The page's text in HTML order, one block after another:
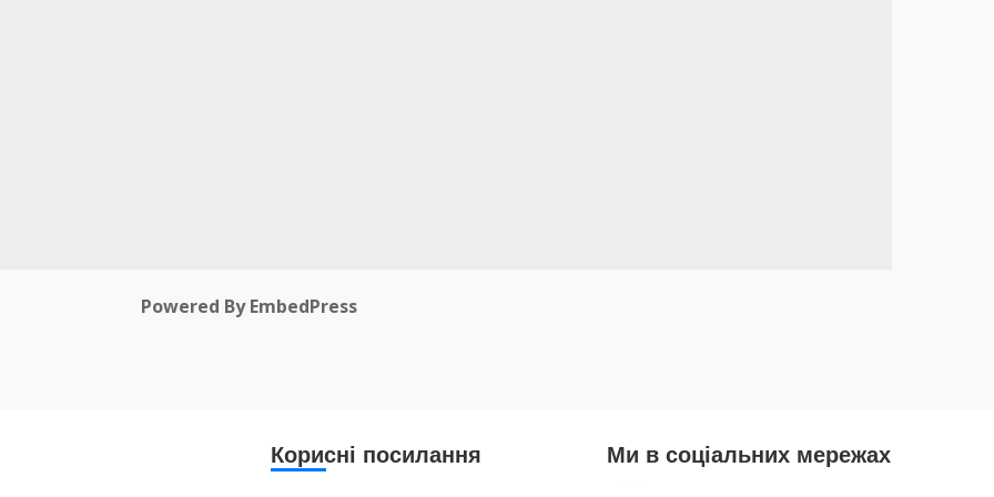
Powered By EmbedPress
Корисні посилання Ми в соціальних мережах